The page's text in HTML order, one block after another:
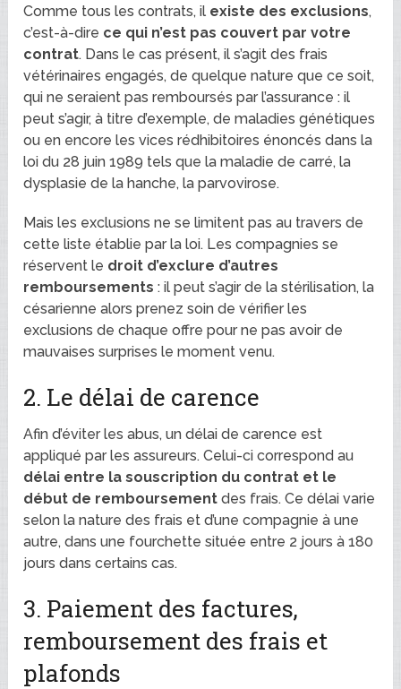
Comme tous les contrats, il existe des exclusions,
c’est-à-dire ce qui n’est pas couvert par votre
contrat. Dans le cas présent, il s’agit des frais
vétérinaires engagés, de quelque nature que ce soit,
qui ne seraient pas remboursés par l’assurance : il
peut s’agir, à titre d’exemple, de maladies génétiques
ou en encore les vices rédhibitoires énoncés dans la
loi du 28 juin 1989 tels que la maladie de carré, la
dysplasie de la hanche, la parvovirose.
Mais les exclusions ne se limitent pas au travers de
cette liste établie par la loi. Les compagnies se
réservent le droit d’exclure d’autres
remboursements : il peut s’agir de la stérilisation, la
césarienne alors prenez soin de vérifier les
exclusions de chaque offre pour ne pas avoir de
mauvaises surprises le moment venu.
2. Le délai de carence
Afin d’éviter les abus, un délai de carence est
appliqué par les assureurs. Celui-ci correspond au
délai entre la souscription du contrat et le
début de remboursement des frais. Ce délai varie
selon la nature des frais et d’une compagnie à une
autre, dans une fourchette située entre 2 jours à 180
jours dans certains cas.
3. Paiement des factures,
remboursement des frais et
plafonds